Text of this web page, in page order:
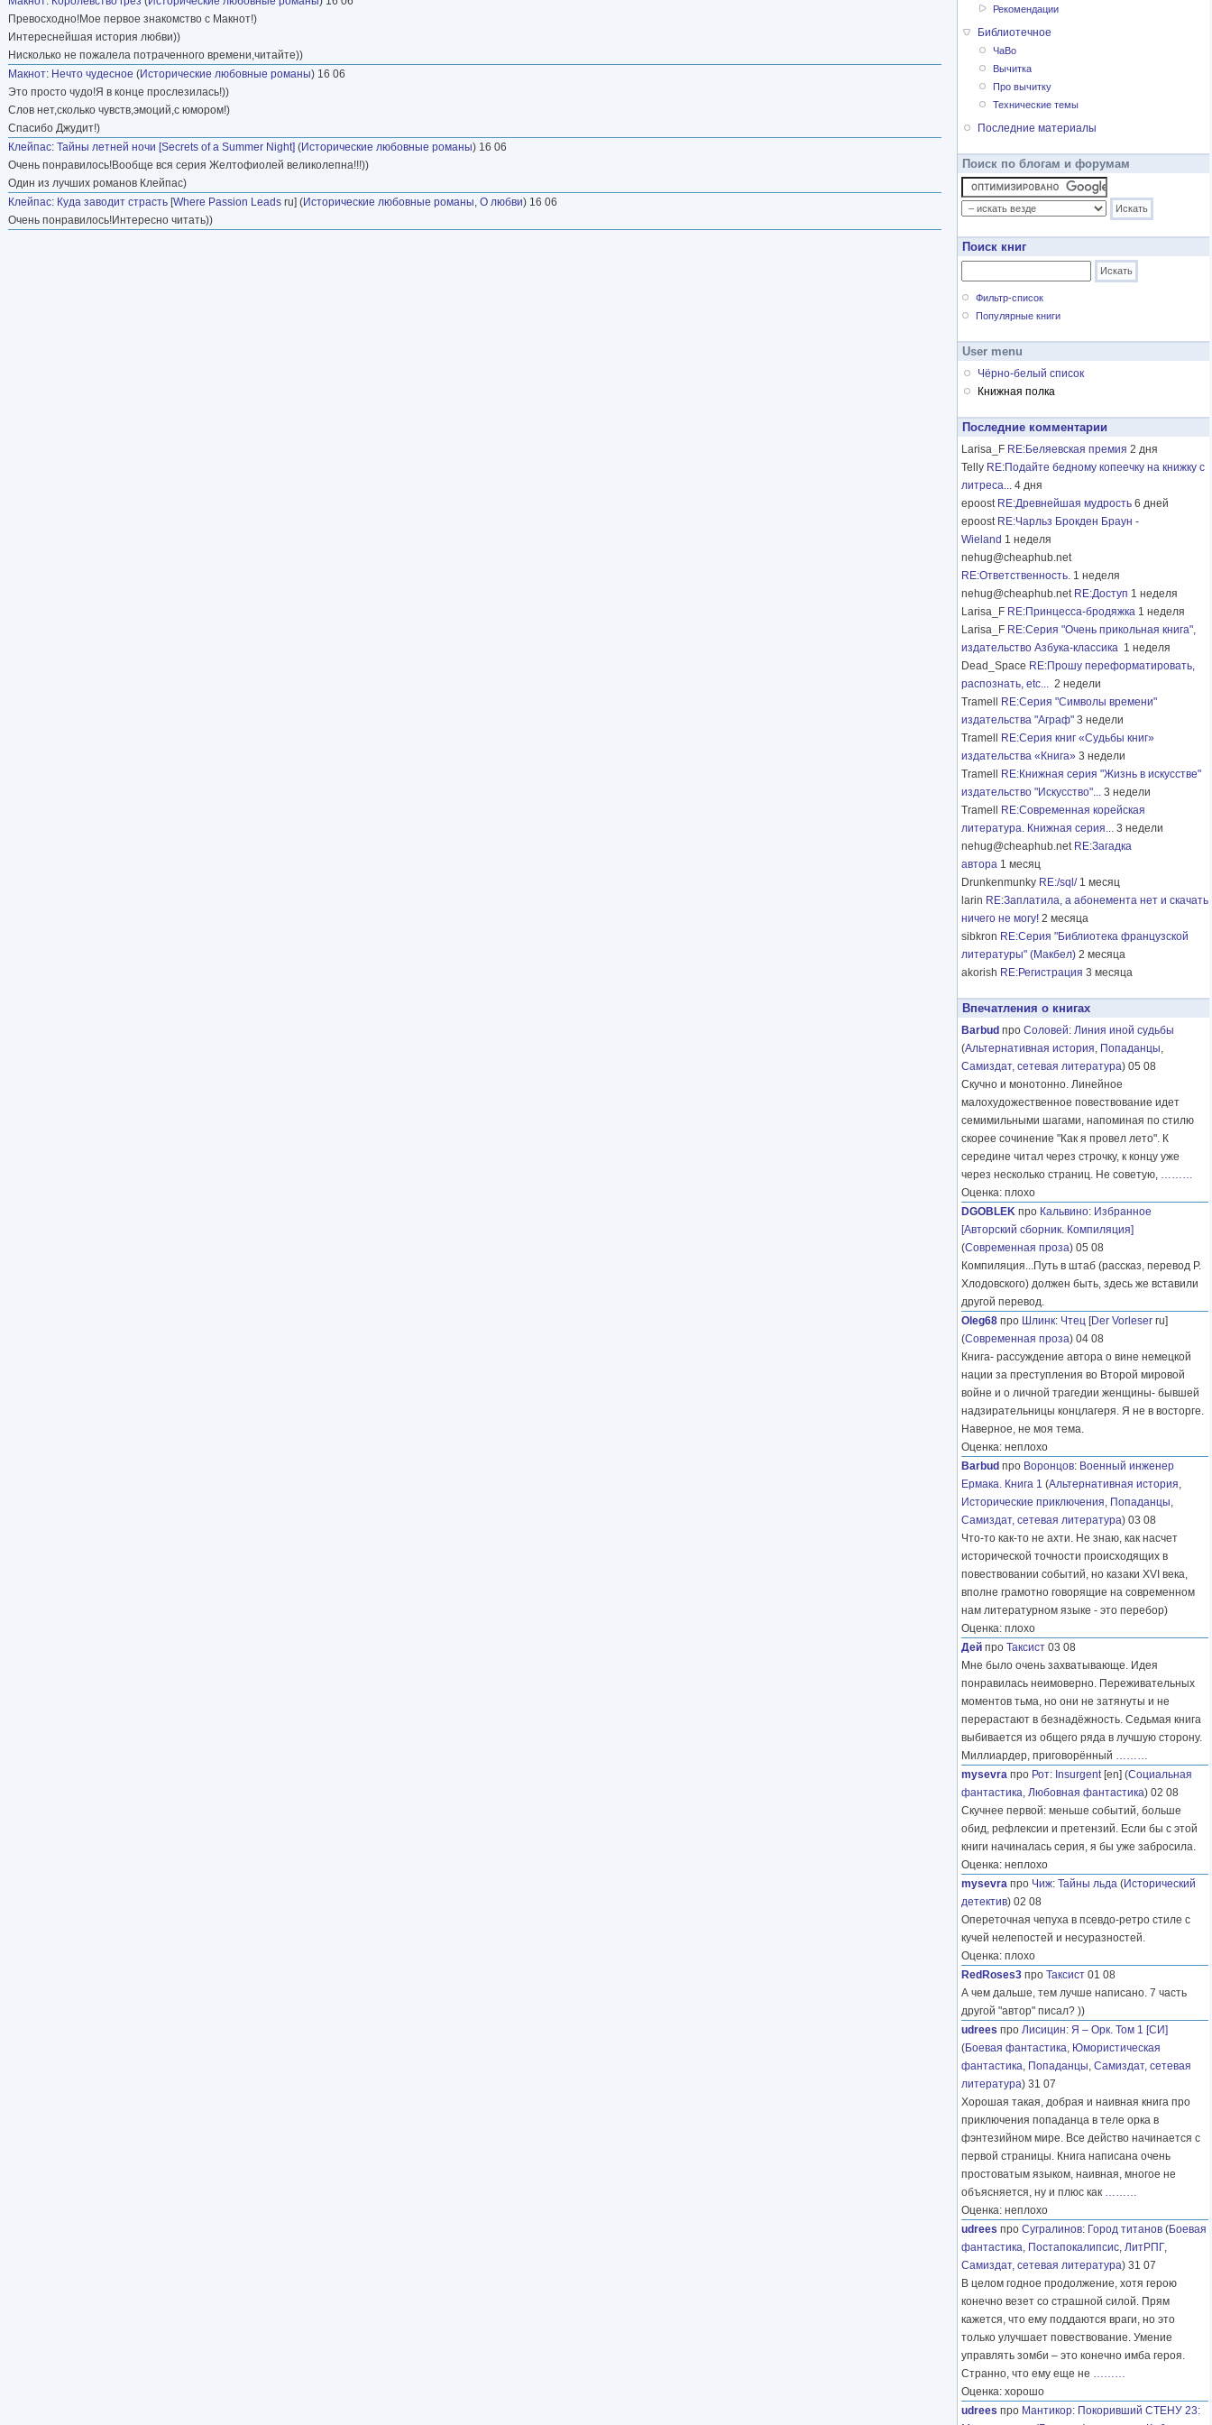
Превосходно!Мое первое знакомство с Макнот!)
Интереснейшая история любви))
Нисколько не пожалела потраченного времени,читайте))
Макнот: Нечто чудесное (Исторические любовные романы) 16 06
Это просто чудо!Я в конце прослезилась!))
Слов нет,сколько чувств,эмоций,с юмором!)
Спасибо Джудит!)
Клейпас: Тайны летней ночи [Secrets of a Summer Night] (Исторические любовные романы) 16 06
Очень понравилось!Вообще вся серия Желтофиолей великолепна!!!))
Один из лучших романов Клейпас)
Клейпас: Куда заводит страсть [Where Passion Leads ru] (Исторические любовные романы, О любви) 16 06
Очень понравилось!Интересно читать))
Рекомендации
Библиотечное
ЧаВо
Вычитка
Про вычитку
Технические темы
Последние материалы
Поиск по блогам и форумам
Поиск книг
Фильтр-список
Популярные книги
User menu
Чёрно-белый список
Книжная полка
Последние комментарии
Larisa_F RE:Беляевская премия 2 дня
Telly RE:Подайте бедному копеечку на книжку с
литреса... 4 дня
epoost RE:Древнейшая мудрость 6 дней
epoost RE:Чарльз Брокден Браун -
Wieland 1 неделя
nehug@cheaphub.net
RE:Ответственность. 1 неделя
nehug@cheaphub.net RE:Доступ 1 неделя
Larisa_F RE:Принцесса-бродяжка 1 неделя
Larisa_F RE:Серия "Очень прикольная книга",
издательство Азбука-классика 1 неделя
Dead_Space RE:Прошу переформатировать,
распознать, etc... 2 недели
Tramell
RE:Серия "Символы времени"
издательства "Аграф" 3 недели
Tramell
RE:Серия книг «Судьбы книг»
издательства «Книга» 3 недели
Tramell
RE:Книжная серия "Жизнь в искусстве"
издательство "Искусство"... 3 недели
Tramell
RE:Современная корейская
литература. Книжная серия... 3 недели
nehug@cheaphub.net RE:Загадка
автора 1 месяц
Drunkenmunky RE:/sql/ 1 месяц
larin RE:Заплатила, а абонемента нет и скачать
ничего не могу! 2 месяца
sibkron RE:Серия "Библиотека французской
литературы" (Макбел) 2 месяца
akorish RE:Регистрация 3 месяца
Впечатления о книгах
Barbud про Соловей: Линия иной судьбы
(Альтернативная история, Попаданцы,
Самиздат, сетевая литература) 05 08
Скучно и монотонно. Линейное
малохудожественное повествование идет
семимильными шагами, напоминая по стилю
скорее сочинение "Как я провел лето". К
середине читал через строчку, к концу уже
через несколько страниц. Не советую, ………
Оценка: плохо
DGOBLEK про Кальвино: Избранное
[Авторский сборник. Компиляция]
(Современная проза) 05 08
Компиляция...Путь в штаб (рассказ, перевод Р.
Хлодовского) должен быть, здесь же вставили
другой перевод.
Oleg68 про Шлинк: Чтец [Der Vorleser ru]
(Современная проза) 04 08
Книга- рассуждение автора о вине немецкой
нации за преступления во Второй мировой
войне и о личной трагедии женщины- бывшей
надзирательницы концлагеря. Я не в восторге.
Наверное, не моя тема.
Оценка: неплохо
Barbud про Воронцов: Военный инженер
Ермака. Книга 1 (Альтернативная история,
Исторические приключения, Попаданцы,
Самиздат, сетевая литература) 03 08
Что-то как-то не ахти. Не знаю, как насчет
исторической точности происходящих в
повествовании событий, но казаки XVI века,
вполне грамотно говорящие на современном
нам литературном языке - это перебор)
Оценка: плохо
Дей про Таксист 03 08
Мне было очень захватывающе. Идея
понравилась неимоверно. Переживательных
моментов тьма, но они не затянуты и не
перерастают в безнадёжность. Седьмая книга
выбивается из общего ряда в лучшую сторону.
Миллиардер, приговорённый ………
mysevra про Рот: Insurgent[en] (Социальная
фантастика, Любовная фантастика) 02 08
Скучнее первой: меньше событий, больше
обид, рефлексии и претензий. Если бы с этой
книги начиналась серия, я бы уже забросила.
Оценка: неплохо
mysevra про Чиж: Тайны льда (Исторический
детектив) 02 08
Опереточная чепуха в псевдо-ретро стиле с
кучей нелепостей и несуразностей.
Оценка: плохо
RedRoses3 про Таксист 01 08
А чем дальше, тем лучше написано. 7 часть
другой "автор" писал? ))
udrees про Лисицин: Я – Орк. Том 1 [СИ]
(Боевая фантастика, Юмористическая
фантастика, Попаданцы, Самиздат, сетевая
литература) 31 07
Хорошая такая, добрая и наивная книга про
приключения попаданца в теле орка в
фэнтезийном мире. Все действо начинается с
первой страницы. Книга написана очень
простоватым языком, наивная, многое не
объясняется, ну и плюс как ………
Оценка: неплохо
udrees про Сугралинов: Город титанов (Боевая
фантастика, Постапокалипсис, ЛитРПГ,
Самиздат, сетевая литература) 31 07
В целом годное продолжение, хотя герою
конечно везет со страшной силой. Прям
кажется, что ему поддаются враги, но это
только улучшает повествование. Умение
управлять зомби – это конечно имба героя.
Странно, что ему еще не ………
Оценка: хорошо
udrees про Мантикор: Покоривший СТЕНУ 23: